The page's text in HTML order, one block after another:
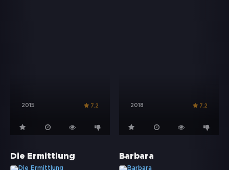
2015 7.2 2018 7.2
Die Ermittlung Barbara